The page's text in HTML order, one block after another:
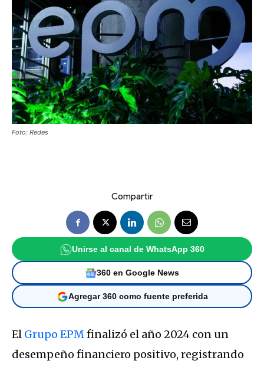
Foto: Redes
Compartir
Unirse al canal de WhatsApp 360
360 en Google News
Agregar 360 como fuente preferida
El Grupo EPMfinalizó el año 2024 con un
desempeño financiero positivo, registrando